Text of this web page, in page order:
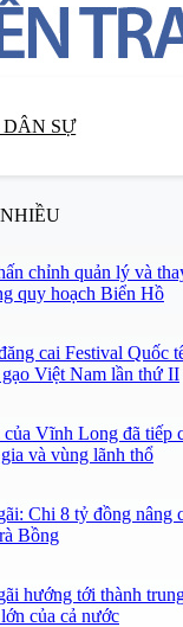
SỰ
chỉnh quản lý và
quy hoạch Biển Hồ
cai Festival Quốc
Việt Nam lần thứ II
của Vĩnh Long đã tiếp
và vùng lãnh thổ
Chi 8 tỷ đồng nâng
Bồng
hướng tới thành
của cả nước